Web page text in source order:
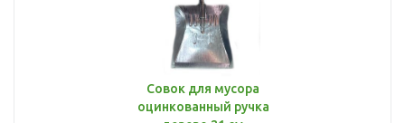
Совок для мусора
оцинкованный ручка